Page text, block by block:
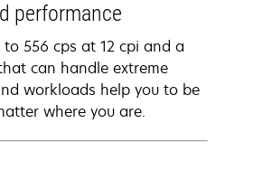
performance
to 556 cps at 12 cpi and a
can handle extreme
workloads help you to be
where you are.